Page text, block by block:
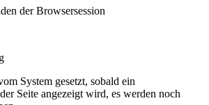
der Browsersession
System gesetzt, sobald ein
Seite angezeigt wird, es werden noch